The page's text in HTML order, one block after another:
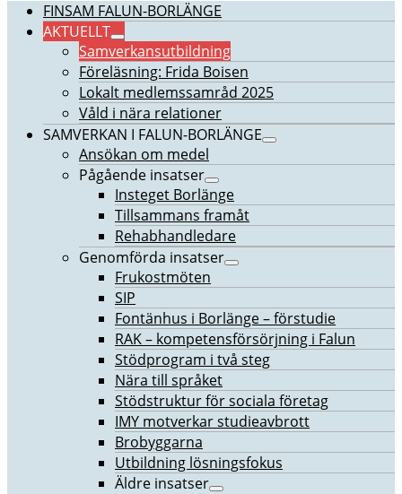
FINSAM FALUN-BORLÄNGE
AKTUELLT
Samverkansutbildning
Föreläsning: Frida Boisen
Lokalt medlemssamråd 2025
Våld i nära relationer
SAMVERKAN I FALUN-BORLÄNGE
Ansökan om medel
Pågående insatser
Insteget Borlänge
Tillsammans framåt
Rehabhandledare
Genomförda insatser
Frukostmöten
SIP
Fontänhus i Borlänge – förstudie
RAK – kompetensförsörjning i Falun
Stödprogram i två steg
Nära till språket
Stödstruktur för sociala företag
IMY motverkar studieavbrott
Brobyggarna
Utbildning lösningsfokus
Äldre insatser